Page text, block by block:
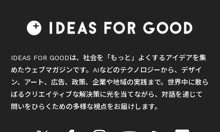
IDEAS FOR GOODは、社会を「もっと」よくするアイデアを集
めたウェブマガジンです。AIなどのテクノロジーから、デザイ
ン、アート、広告、政策、企業や地域の実践まで。世界中に散ら
ばるクリエイティブな解決策に光を当てながら、対話を通じて
問いをひらくための多様な視点をお届けします。